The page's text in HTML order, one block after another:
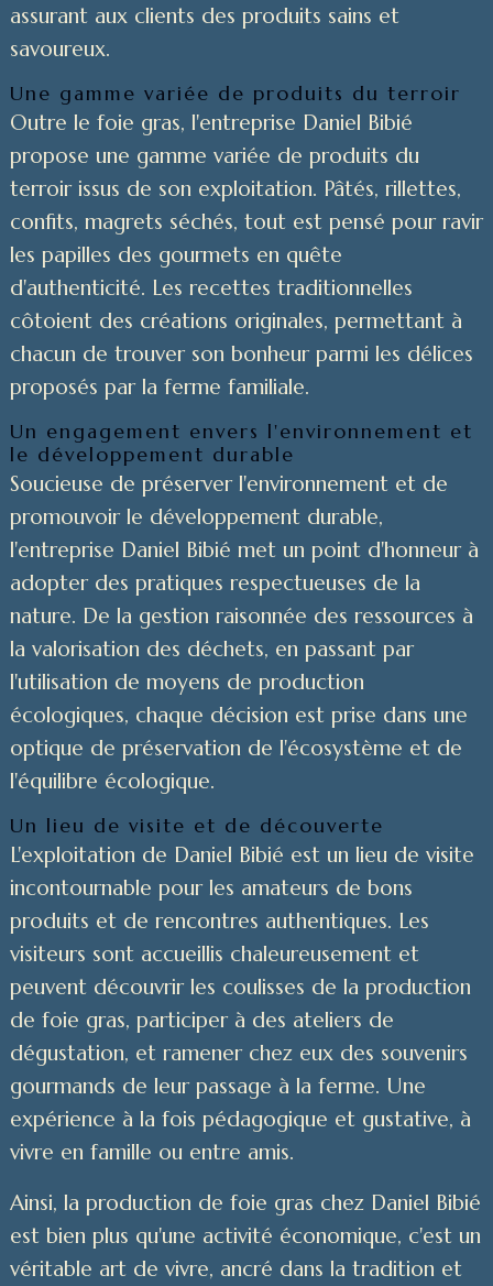
assurant aux clients des produits sains et
savoureux.
Une gamme variée de produits du terroir
Outre le foie gras, l'entreprise Daniel Bibié
propose une gamme variée de produits du
terroir issus de son exploitation. Pâtés, rillettes,
confits, magrets séchés, tout est pensé pour ravir
les papilles des gourmets en quête
d'authenticité. Les recettes traditionnelles
côtoient des créations originales, permettant à
chacun de trouver son bonheur parmi les délices
proposés par la ferme familiale.
Un engagement envers l'environnement et
le développement durable
Soucieuse de préserver l'environnement et de
promouvoir le développement durable,
l'entreprise Daniel Bibié met un point d'honneur à
adopter des pratiques respectueuses de la
nature. De la gestion raisonnée des ressources à
la valorisation des déchets, en passant par
l'utilisation de moyens de production
écologiques, chaque décision est prise dans une
optique de préservation de l'écosystème et de
l'équilibre écologique.
Un lieu de visite et de découverte
L'exploitation de Daniel Bibié est un lieu de visite
incontournable pour les amateurs de bons
produits et de rencontres authentiques. Les
visiteurs sont accueillis chaleureusement et
peuvent découvrir les coulisses de la production
de foie gras, participer à des ateliers de
dégustation, et ramener chez eux des souvenirs
gourmands de leur passage à la ferme. Une
expérience à la fois pédagogique et gustative, à
vivre en famille ou entre amis.
Ainsi, la production de foie gras chez Daniel Bibié
est bien plus qu'une activité économique, c'est un
véritable art de vivre, ancré dans la tradition et